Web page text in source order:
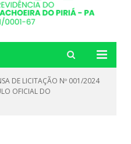
DE LICITAÇÃO Nº 001/2024
OFICIAL DO